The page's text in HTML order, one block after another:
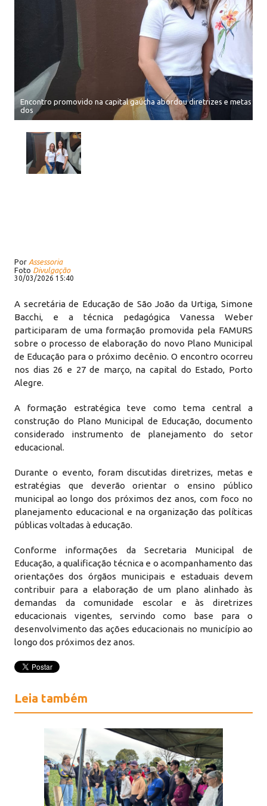
Encontro promovido na capital gaúcha abordou diretrizes e metas
dos
Por Assessoria
Foto Divulgação
30/03/2026 15:40
A secretária de Educação de São João da Urtiga, Simone
Bacchi, e a técnica pedagógica Vanessa Weber
participaram de uma formação promovida pela FAMURS
sobre o processo de elaboração do novo Plano Municipal
de Educação para o próximo decênio. O encontro ocorreu
nos dias 26 e 27 de março, na capital do Estado, Porto
Alegre.
A formação estratégica teve como tema central a
construção do Plano Municipal de Educação, documento
considerado instrumento de planejamento do setor
educacional.
Durante o evento, foram discutidas diretrizes, metas e
estratégias que deverão orientar o ensino público
municipal ao longo dos próximos dez anos, com foco no
planejamento educacional e na organização das políticas
públicas voltadas à educação.
Conforme informações da Secretaria Municipal de
Educação, a qualificação técnica e o acompanhamento das
orientações dos órgãos municipais e estaduais devem
contribuir para a elaboração de um plano alinhado às
demandas da comunidade escolar e às diretrizes
educacionais vigentes, servindo como base para o
desenvolvimento das ações educacionais no município ao
longo dos próximos dez anos.
Leia também